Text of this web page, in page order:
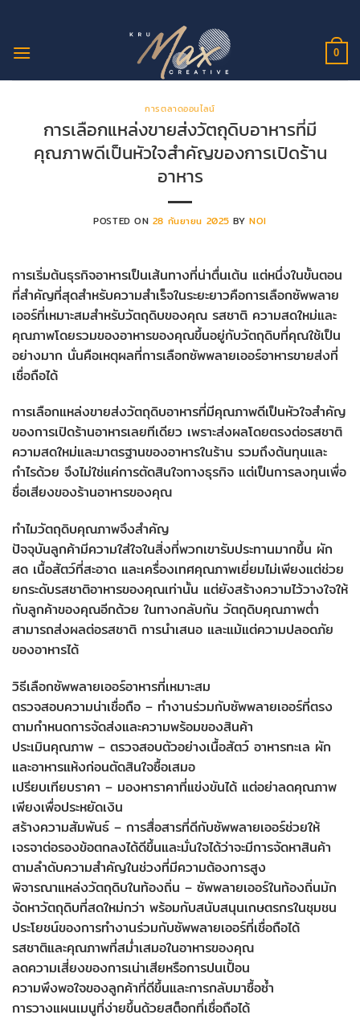
ยัง
0
การตลาดออนไลน์
การเลือกแหล่งขายส่งวัตถุดิบอาหารที่มี
คุณภาพดีเป็นหัวใจสำคัญของการเปิดร้าน
อาหาร
POSTED ON 28 กันยายน 2025 BY NOI
การเริ่มต้นธุรกิจอาหารเป็นเส้นทางที่น่าตื่นเต้น แต่หนึ่งในขั้นตอน
ที่สำคัญที่สุดสำหรับความสำเร็จในระยะยาวคือการเลือกซัพพลาย
เออร์ที่เหมาะสมสำหรับวัตถุดิบของคุณ รสชาติ ความสดใหม่และ
คุณภาพโดยรวมของอาหารของคุณขึ้นอยู่กับวัตถุดิบที่คุณใช้เป็น
อย่างมาก นั่นคือเหตุผลที่การเลือกซัพพลายเออร์อาหารขายส่งที่
เชื่อถือได้
การเลือกแหล่งขายส่งวัตถุดิบอาหารที่มีคุณภาพดีเป็นหัวใจสำคัญ
ของการเปิดร้านอาหารเลยทีเดียว เพราะส่งผลโดยตรงต่อรสชาติ
ความสดใหม่และมาตรฐานของอาหารในร้าน รวมถึงต้นทุนและ
กำไรด้วย จึงไม่ใช่แค่การตัดสินใจทางธุรกิจ แต่เป็นการลงทุนเพื่อ
ชื่อเสียงของร้านอาหารของคุณ
ทำไมวัตถุดิบคุณภาพจึงสำคัญ
ปัจจุบันลูกค้ามีความใส่ใจในสิ่งที่พวกเขารับประทานมากขึ้น ผัก
สด เนื้อสัตว์ที่สะอาด และเครื่องเทศคุณภาพเยี่ยมไม่เพียงแต่ช่วย
ยกระดับรสชาติอาหารของคุณเท่านั้น แต่ยังสร้างความไว้วางใจให้
กับลูกค้าของคุณอีกด้วย ในทางกลับกัน วัตถุดิบคุณภาพต่ำ
สามารถส่งผลต่อรสชาติ การนำเสนอ และแม้แต่ความปลอดภัย
ของอาหารได้
วิธีเลือกซัพพลายเออร์อาหารที่เหมาะสม
ตรวจสอบความน่าเชื่อถือ – ทำงานร่วมกับซัพพลายเออร์ที่ตรง
ตามกำหนดการจัดส่งและความพร้อมของสินค้า
ประเมินคุณภาพ – ตรวจสอบตัวอย่างเนื้อสัตว์ อาหารทะเล ผัก
และอาหารแห้งก่อนตัดสินใจซื้อเสมอ
เปรียบเทียบราคา – มองหาราคาที่แข่งขันได้ แต่อย่าลดคุณภาพ
เพียงเพื่อประหยัดเงิน
สร้างความสัมพันธ์ – การสื่อสารที่ดีกับซัพพลายเออร์ช่วยให้
เจรจาต่อรองข้อตกลงได้ดีขึ้นและมั่นใจได้ว่าจะมีการจัดหาสินค้า
ตามลำดับความสำคัญในช่วงที่มีความต้องการสูง
พิจารณาแหล่งวัตถุดิบในท้องถิ่น – ซัพพลายเออร์ในท้องถิ่นมัก
จัดหาวัตถุดิบที่สดใหม่กว่า พร้อมกับสนับสนุนเกษตรกรในชุมชน
ประโยชน์ของการทำงานร่วมกับซัพพลายเออร์ที่เชื่อถือได้
รสชาติและคุณภาพที่สม่ำเสมอในอาหารของคุณ
ลดความเสี่ยงของการเน่าเสียหรือการปนเปื้อน
ความพึงพอใจของลูกค้าที่ดีขึ้นและการกลับมาซื้อซ้ำ
การวางแผนเมนูที่ง่ายขึ้นด้วยสต็อกที่เชื่อถือได้